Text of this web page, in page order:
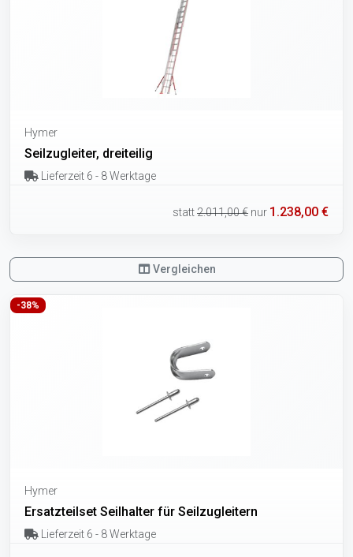
Hymer
Seilzugleiter, dreiteilig
Lieferzeit 6 - 8 Werktage
statt2.011,00 € nur 1.238,00 €
Vergleichen
-38%
Hymer
Ersatzteilset Seilhalter für Seilzugleitern
Lieferzeit 6 - 8 Werktage